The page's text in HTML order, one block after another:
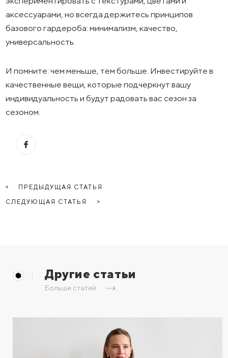
аксессуарами, но всегда держитесь принципов
базового гардероба: минимализм, качество,
универсальность.
И помните: чем меньше, тем больше. Инвестируйте в
качественные вещи, которые подчеркнут вашу
индивидуальность и будут радовать вас сезон за
сезоном.
ПРЕДЫДУЩАЯ СТАТЬЯ
СЛЕДУЮЩАЯ СТАТЬЯ
Другие статьи
Больше статей